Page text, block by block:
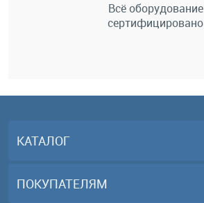
Всё оборудование
сертифицировано
КАТАЛОГ
ПОКУПАТЕЛЯМ